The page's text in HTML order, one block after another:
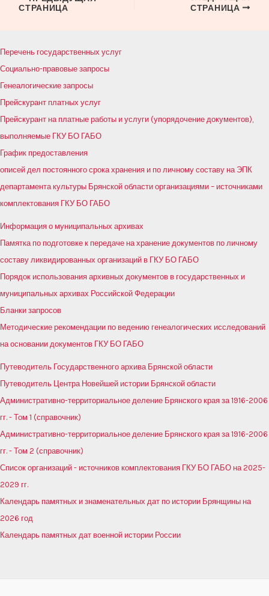
СТРАНИЦА
СТРАНИЦА
Перечень государственных услуг
Социально-правовые запросы
Генеалогические запросы
Прейскурант платных услуг
Прейскурант на платные работы и услуги (упорядочение документов),
выполняемые ГКУ БО ГАБО
График предоставления
описей дел постоянного срока хранения и по личному составу на ЭПК
департамента культуры Брянской области организациями – источниками
комплектования ГКУ БО ГАБО
Информация о муниципальных архивах
Памятка по подготовке к передаче на хранение документов по личному
составу ликвидированных организаций в ГКУ БО ГАБО
Порядок использования архивных документов в государственных и
муниципальных архивах Российской Федерации
Бланки запросов
Методические рекомендации по ведению генеалогических исследований
на основании документов ГКУ БО ГАБО
Путеводитель Государственного архива Брянской области
Путеводитель Центра Новейшей истории Брянской области
Административно-территориальное деление Брянского края за 1916-2006
гг. - Том 1 (справочник)
Административно-территориальное деление Брянского края за 1916-2006
гг. - Том 2 (справочник)
Список организаций - источников комплектования ГКУ БО ГАБО на 2025-
2029 гг.
Календарь памятных и знаменательных дат по истории Брянщины на
2026 год
Календарь памятных дат военной истории России